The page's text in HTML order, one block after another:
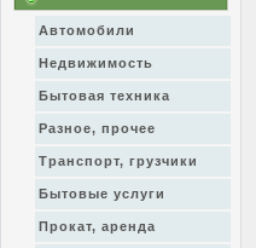
Автомобили
Недвижимость
Бытовая техника
Разное, прочее
Транспорт, грузчики
Бытовые услуги
Прокат, аренда